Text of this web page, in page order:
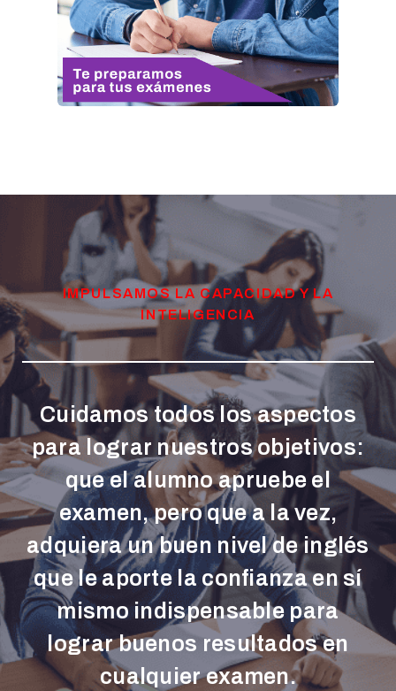
IMPULSAMOS LA CAPACIDAD Y LA
INTELIGENCIA
Cuidamos todos los aspectos
para lograr nuestros objetivos:
que el alumno apruebe el
examen, pero que a la vez,
adquiera un buen nivel de inglés
que le aporte la confianza en sí
mismo indispensable para
lograr buenos resultados en
cualquier examen.